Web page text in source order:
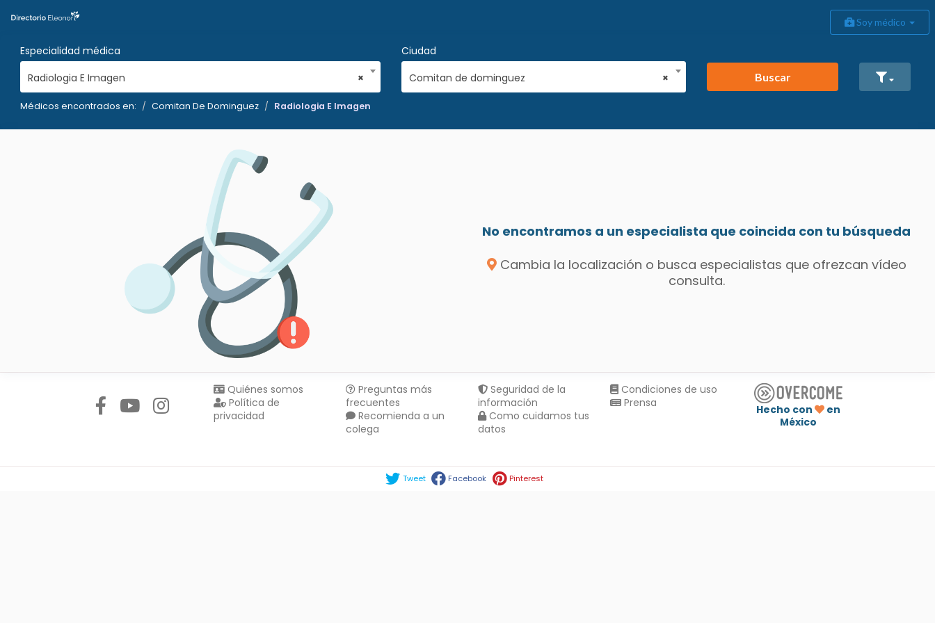
Soy médico
Especialidad médica
×
Radiologia E Imagen
Ciudad
×
Comitan de dominguez Buscar
Médicos encontrados en: Comitan De Dominguez Radiologia E Imagen
No encontramos a un especialista que coincida con tu búsqueda
Cambia la localización o busca especialistas que ofrezcan vídeo
consulta.
Quiénes somos
Política de
privacidad
Preguntas más
frecuentes
Recomienda a un
colega
Seguridad de la
información
Como cuidamos tus
datos
Condiciones de uso
Prensa
Hecho con
en
México
Tweet Facebook Pinterest